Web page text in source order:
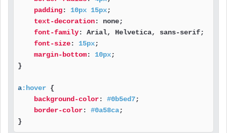
padding: 10px 15px;
text-decoration: none;
font-family: Arial, Helvetica, sans-serif;
font-size: 15px;
margin-bottom: 10px;
}
a:hover {
background-color: #0b5ed7;
border-color: #0a58ca;
}